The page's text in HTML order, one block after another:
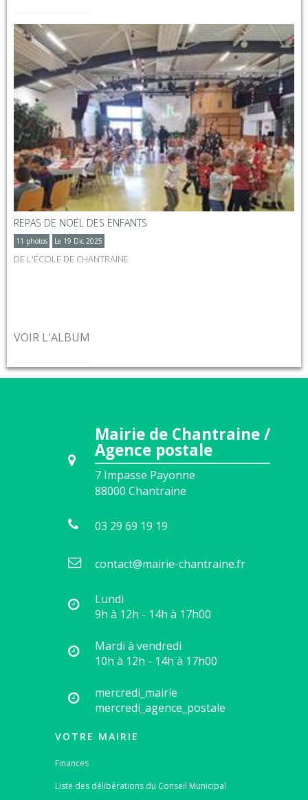
REPAS DE NOËL DES ENFANTS
11 photos Le 19 Dic 2025
DE L'ÉCOLE DE CHANTRAINE
VOIR L'ALBUM
Mairie de Chantraine /
Agence postale
7 Impasse Payonne
88000 Chantraine
03 29 69 19 19
contact@mairie-chantraine.fr
Lundi
9h à 12h - 14h à 17h00
Mardi à vendredi
10h à 12h - 14h à 17h00
mercredi_mairie
mercredi_agence_postale
VOTRE MAIRIE
Finances
Liste des délibérations du Conseil Municipal